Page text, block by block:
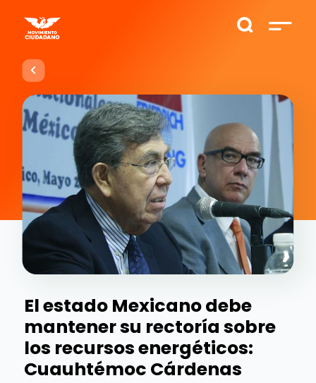
El estado Mexicano debe
mantener su rectoría sobre
los recursos energéticos:
Cuauhtémoc Cárdenas